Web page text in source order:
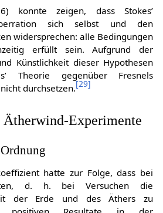
konnte zeigen, dass Stokes’
sich selbst und den
widersprechen: alle Bedingungen
erfüllt sein. Aufgrund der
Künstlichkeit dieser Hypothesen
Theorie gegenüber Fresnels
durchsetzen.[29]
Experimente
hatte zur Folge, dass bei
d. h. bei Versuchen die
der Erde und des Äthers zu